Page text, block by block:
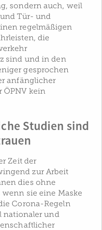
sondern auch, weil
Tür- und
regelmäßigen
die
sind und in den
gesprochen
anfänglicher
ÖPNV kein
Studien sind
Zeit der
zur Arbeit
dies ohne
sie eine Maske
Corona-Regeln
nationaler und